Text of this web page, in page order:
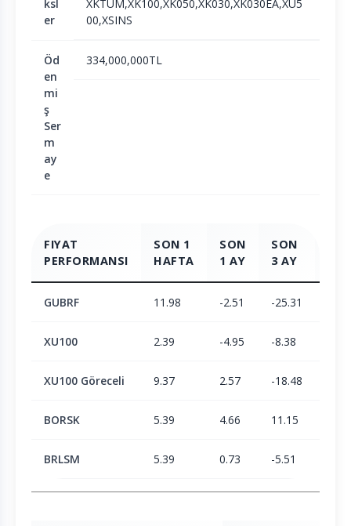
ksl
er
XKTUM,XK100,XK050,XK030,XK030EA,XU5
00,XSINS
Öd
en
mi
ş
Ser
m
ay
e
334,000,000TL
FIYAT
PERFORMANSI
SON 1
HAFTA
SON
1 AY
SON
3 AY
GUBRF 11.98 -2.51 -25.31
XU100 2.39 -4.95 -8.38
XU100 Göreceli 9.37 2.57 -18.48
BORSK 5.39 4.66 11.15
BRLSM 5.39 0.73 -5.51